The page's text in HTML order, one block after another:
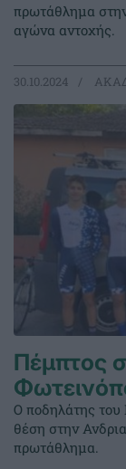
πρωτάθλημα
αγώνα αντοχής.
30.10.2024
Πέμπτος
Ο ποδηλάτης
θέση στην
πρωτάθλημα.